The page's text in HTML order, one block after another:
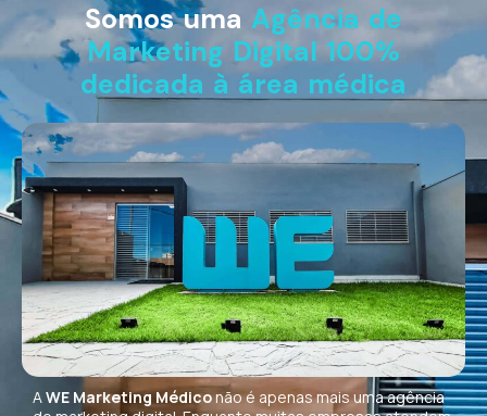
Somos uma Agência de
Marketing Digital 100%
dedicada à área médica
AWE Marketing Médiconão é apenas mais uma agência